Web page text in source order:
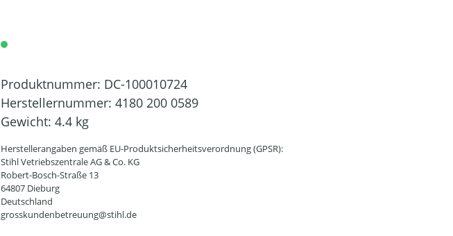
Produktnummer: DC-100010724
Herstellernummer: 4180 200 0589
Gewicht: 4.4 kg
Herstellerangaben gemäß EU-Produktsicherheitsverordnung (GPSR):
Stihl Vetriebszentrale AG & Co. KG
Robert-Bosch-Straße 13
64807 Dieburg
Deutschland
grosskundenbetreuung@stihl.de